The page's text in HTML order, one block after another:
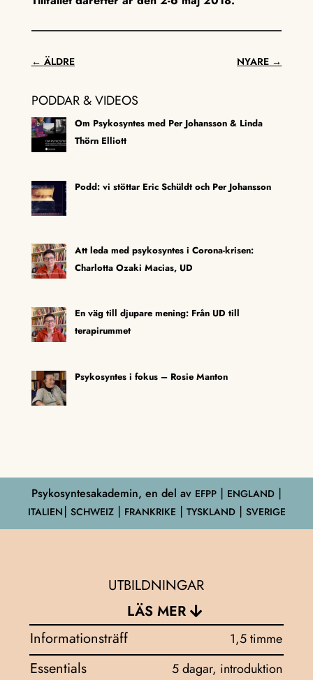
← ÄLDRE NYARE →
PODDAR & VIDEOS
Om Psykosyntes med Per Johansson & Linda
Thörn Elliott
Podd: vi stöttar Eric Schüldt och Per Johansson
Att leda med psykosyntes i Corona-krisen:
Charlotta Ozaki Macias, UD
En väg till djupare mening: Från UD till
terapirummet
Psykosyntes i fokus – Rosie Manton
Psykosyntesakademin, en del av EFPP⎮ ENGLAND ⎮
ITALIEN⎮ SCHWEIZ ⎮ FRANKRIKE ⎮ TYSKLAND ⎮ SVERIGE
UTBILDNINGAR
LÄS MER
Informationsträff
1,5 timme
Essentials 5 dagar, introduktion